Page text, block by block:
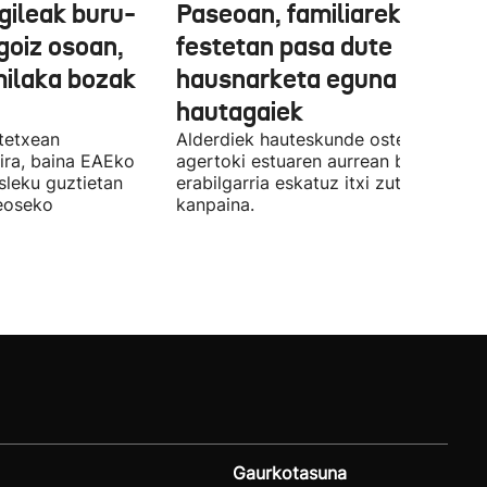
buru-
osoan,
bozak
baina EAEko
guztietan
Paseoan, familiarekin edo
festetan pasa dute
hausnarketa eguna
hautagaiek
Alderdiek hauteskunde osteko
agertoki estuaren aurrean boto
erabilgarria eskatuz itxi zuten atzo
kanpaina.
Gaurkotasuna